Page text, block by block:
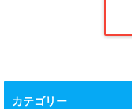
カテゴリー